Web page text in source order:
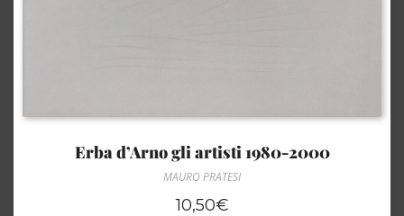
Erba d’Arno gli artisti 1980-2000
MAURO PRATESI
10,50€